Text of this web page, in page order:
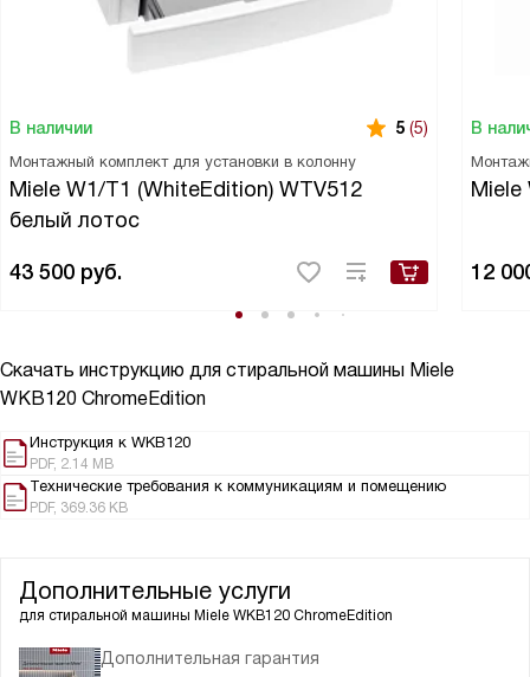
В наличии 5 (5)
Монтажный комплект для установки в колонну
Miele W1/T1 (WhiteEdition) WTV512
белый лотос
43 500 руб.
В
Miele
12
Скачать инструкцию для стиральной машины Miele
WKB120 ChromeEdition
Инструкция к WKB120
PDF, 2.14 MB
Технические требования к коммуникациям и помещению
PDF, 369.36 KB
Дополнительные услуги
для стиральной машины Miele WKB120 ChromeEdition
Дополнительная гарантия